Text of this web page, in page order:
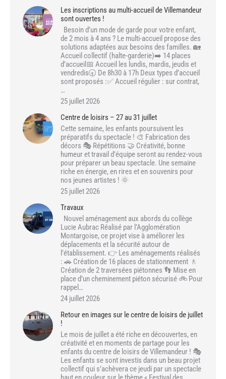
Les inscriptions au multi-accueil de Villemandeur
sont ouvertes !
Besoin d’un mode de garde pour votre enfant,
de 2 mois à 4 ans ? Le multi-accueil propose des
solutions adaptées aux besoins des familles. 🏡
Accueil collectif (halte-garderie)➡️ 14 places
d’accueil📅 Accueil les lundis, mardis, jeudis et
vendredis🕣 De 8h30 à 17h Deux types d’accueil
sont proposés :✅ Accueil régulier : sur contrat,
…
25 juillet 2026
Centre de loisirs – 27 au 31 juillet
Cette semaine, les enfants poursuivent les
préparatifs du spectacle ! 🎨 Fabrication des
décors 🎭 Répétitions 🤝 Créativité, bonne
humeur et travail d’équipe seront au rendez-vous
pour préparer un beau spectacle. Une semaine
riche en énergie, en rires et en souvenirs pour
nos jeunes artistes ! 🌞
25 juillet 2026
Travaux
Nouvel aménagement aux abords du collège
Lucie Aubrac Réalisé par l’Agglomération
Montargoise, ce projet vise à améliorer les
déplacements et la sécurité autour de
l’établissement. 👉 Les aménagements réalisés
: 🚗 Création de 16 places de stationnement 🚶
Création de 2 traversées piétonnes 👣 Mise en
place d’un cheminement piéton sécurisé 🚲 Pour
rappel…
24 juillet 2026
Retour en images sur le centre de loisirs de juillet
!
Le mois de juillet a été riche en découvertes, en
créativité et en moments de partage pour les
enfants du centre de loisirs de Villemandeur ! 🎭
Les enfants se sont investis dans un beau projet
collectif qui s’achèvera ce jeudi par un spectacle